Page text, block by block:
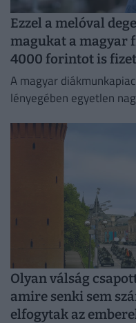
Ezzel a melóval
magukat a magyar
4000 forintot is
A magyar
lényegében egyetlen
Olyan válság
amire senki sem
elfogytak az